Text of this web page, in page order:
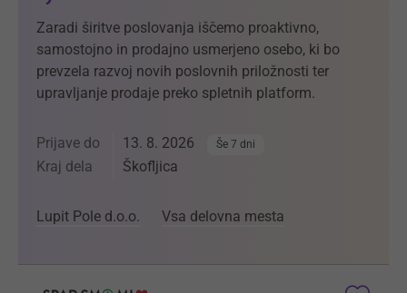
Zaradi širitve poslovanja iščemo proaktivno,
samostojno in prodajno usmerjeno osebo, ki bo
prevzela razvoj novih poslovnih priložnosti ter
upravljanje prodaje preko spletnih platform.
Prijave do 13. 8. 2026 Še 7 dni
Kraj dela Škofljica
Lupit Pole d.o.o. Vsa delovna mesta